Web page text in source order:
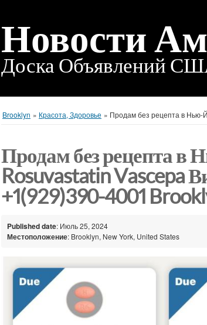
Новости
Доска Объявлений
Brooklyn » Красота, Здоровье » Продам без рецепта в Нью-
Продам без рецепта в
Rosuvastatin Vascepa
+1(929)390-4001
Published date: Июль 25, 2024
Местоположение: Brooklyn, New York, United States